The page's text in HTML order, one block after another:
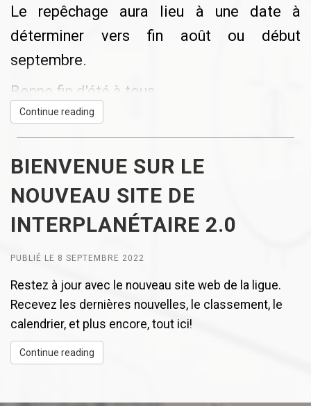
Le repêchage aura lieu à une date à
déterminer vers fin août ou début
septembre.
Bonne fin d'été à tous.
Continue reading
BIENVENUE SUR LE
NOUVEAU SITE DE
INTERPLANÉTAIRE 2.0
PUBLIÉ LE 8 SEPTEMBRE 2022
Restez à jour avec le nouveau site web de la ligue.
Recevez les dernières nouvelles, le classement, le
calendrier, et plus encore, tout ici!
Continue reading